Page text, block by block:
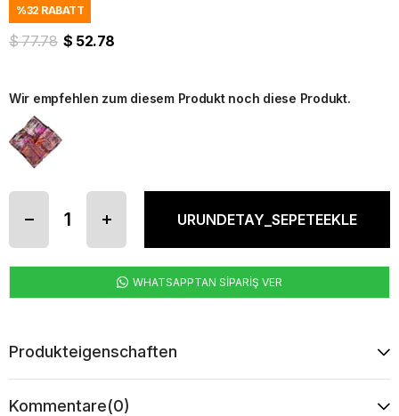
%32 RABATT
$ 77.78 $ 52.78
Wir empfehlen zum diesem Produkt noch diese Produkt.
WHATSAPPTAN SİPARİŞ VER
Produkteigenschaften
Kommentare(0)